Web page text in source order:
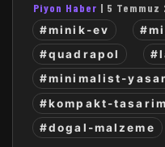
Piyon Haber | 5 Temmuz
#minik-ev
#quadrapol
#minimalist-
#kompakt-tasarim
#dogal-malzeme